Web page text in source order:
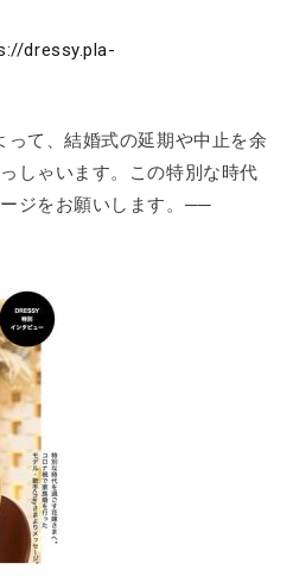
dressy.pla-
て、結婚式の延期や中止を余
しゃいます。この特別な時代
ジをお願いします。──